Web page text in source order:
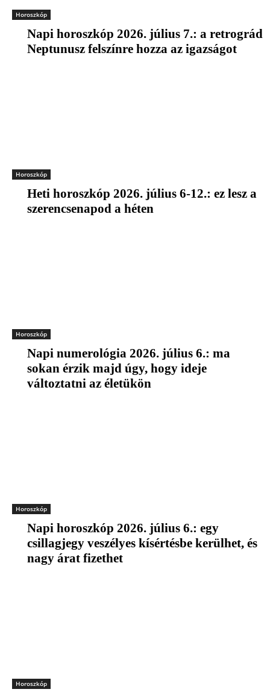
Horoszkóp
Napi horoszkóp 2026. július 7.: a retrográd
Neptunusz felszínre hozza az igazságot
Horoszkóp
Heti horoszkóp 2026. július 6-12.: ez lesz a
szerencsenapod a héten
Horoszkóp
Napi numerológia 2026. július 6.: ma
sokan érzik majd úgy, hogy ideje
változtatni az életükön
Horoszkóp
Napi horoszkóp 2026. július 6.: egy
csillagjegy veszélyes kísértésbe kerülhet, és
nagy árat fizethet
Horoszkóp